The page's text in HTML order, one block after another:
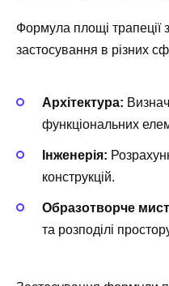
Формула площі трапеції
застосування в різних
Архітектура:
функціональних
Інженерія:
конструкцій.
Образотворче
та розподілі